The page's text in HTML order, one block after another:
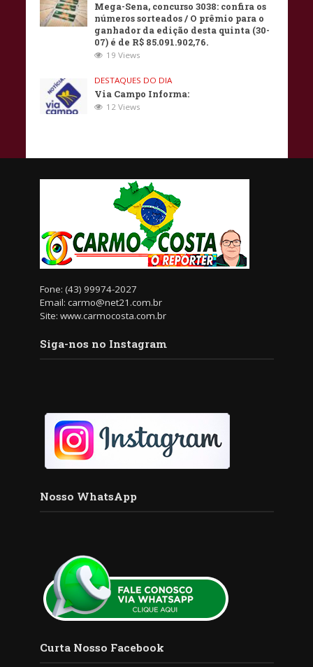
Mega-Sena, concurso 3038: confira os
números sorteados / O prêmio para o
ganhador da edição desta quinta (30-
07) é de R$ 85.091.902,76.
19 Views
DESTAQUES DO DIA
Via Campo Informa:
12 Views
Fone: (43) 99974-2027
Email: carmo@net21.com.br
Site: www.carmocosta.com.br
Siga-nos no Instagram
Nosso WhatsApp
Curta Nosso Facebook